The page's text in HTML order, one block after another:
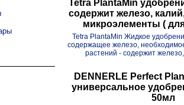
Tetra PlantaMin
содержит железо,
микроэлементы (
Tetra PlantaMin Жидкое
содержащее железо,
растений - содержит
DENNERLE Perfect
универсальное
50мл